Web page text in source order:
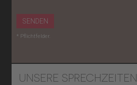
SENDEN
* Pflichtfelder.
UNSERE SPRECHZEITEN